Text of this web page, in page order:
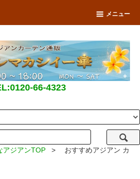
メニュー
66-4323
アジアンTOP > おすすめアジアン カ